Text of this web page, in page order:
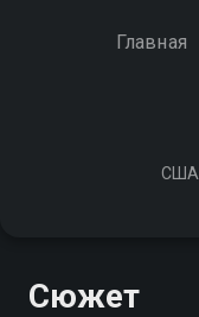
Главная
США
Сюжет